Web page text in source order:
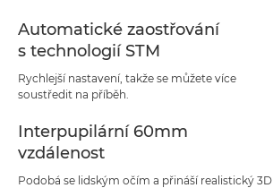
Automatické zaostřování
s technologií STM
Rychlejší nastavení, takže se můžete více
soustředit na příběh.
Interpupilární 60mm
vzdálenost
Podobá se lidským očím a přináší realistický 3D